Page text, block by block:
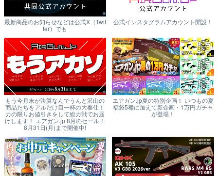
最新商品のお知らせなどは公式X（Twit
ter）でも
公式インスタグラムアカウント開設！
もう今月末が決算なんでうんと沢山の
商品たちをアルだけ目一杯の大奉仕！
力の限りお値引きをして総力戦でお届
けします！ エアガン.jp 8月のセール！
8月31日(月)まで開催中!
エアガン.jp夏の特別企画！ いつもの夏
福袋5種に加えて新企画・1万円ガチャ
が登場！